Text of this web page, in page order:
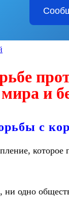
и
с
ни одно